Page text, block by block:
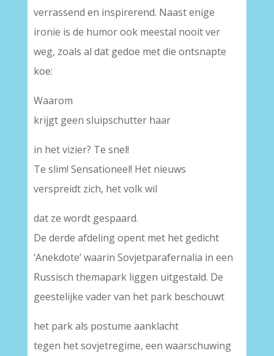
verrassend en inspirerend. Naast enige
ironie is de humor ook meestal nooit ver
weg, zoals al dat gedoe met die ontsnapte
koe:
Waarom
krijgt geen sluipschutter haar
in het vizier? Te snel!
Te slim! Sensationeel! Het nieuws
verspreidt zich, het volk wil
dat ze wordt gespaard.
De derde afdeling opent met het gedicht
‘Anekdote’ waarin Sovjetparafernalia in een
Russisch themapark liggen uitgestald. De
geestelijke vader van het park beschouwt
het park als postume aanklacht
tegen het sovjetregime, een waarschuwing